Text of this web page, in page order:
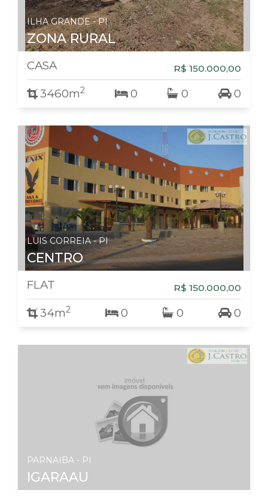
ILHA GRANDE - PI
ZONA RURAL
CASA R$ 150.000,00
3460m2 0 0 0
LUIS CORREIA - PI
CENTRO
FLAT R$ 150.000,00
34m2 0 0 0
PARNAIBA - PI
IGARAAU